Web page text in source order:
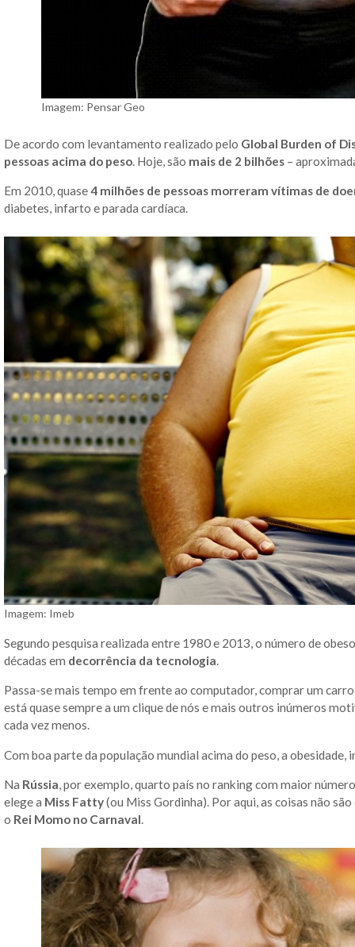
Imagem: Pensar Geo
De acordo com levantamento realizado pelo Global Burden of
pessoas acima do peso. Hoje, são mais de 2 bilhões –
Em 2010, quase4 milhões de pessoas morreram vítimas de
diabetes, infarto e parada cardíaca.
Imagem: Imeb
Segundo pesquisa realizada entre 1980 e 2013, o número de
décadas em decorrência da tecnologia.
Passa-se mais tempo em frente ao computador, comprar um
está quase sempre a um clique de nós e mais outros inúmeros
cada vez menos.
Com boa parte da população mundial acima do peso, a
Na Rússia, por exemplo, quarto país no ranking com maior
elege a Miss Fatty(ou Miss Gordinha). Por aqui, as coisas não
o Rei Momo no Carnaval.